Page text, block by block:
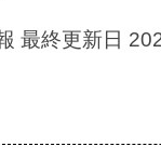
最終更新日